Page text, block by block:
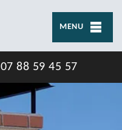
MENU
07 88 59 45 57